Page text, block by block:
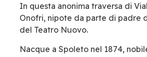
In questa anonima traversa di
Onofri, nipote da parte di padre
del Teatro Nuovo.
Nacque a Spoleto nel 1874,